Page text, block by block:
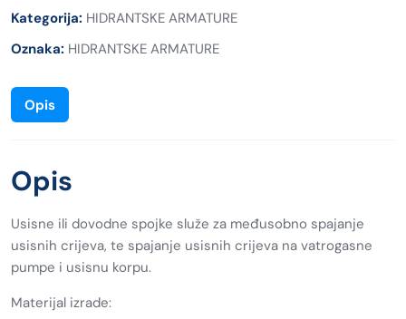
Kategorija: HIDRANTSKE ARMATURE
Oznaka: HIDRANTSKE ARMATURE
Opis
Opis
Usisne ili dovodne spojke služe za međusobno spajanje
usisnih crijeva, te spajanje usisnih crijeva na vatrogasne
pumpe i usisnu korpu.
Materijal izrade: